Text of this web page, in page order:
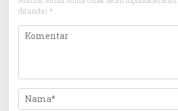
ditandai *